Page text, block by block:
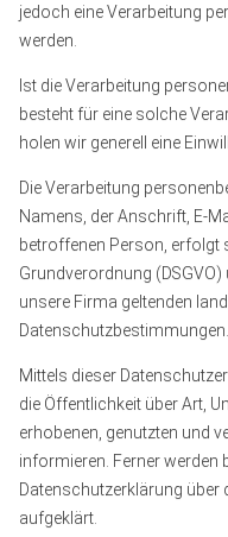
jedoch eine Verarbeitung
werden.
Ist die Verarbeitung
besteht für eine solche
holen wir generell eine
Die Verarbeitung
Namens, der Anschrift, E-
betroffenen Person, erfolgt
Grundverordnung
unsere Firma geltenden
Datenschutzbestimmungen.
Mittels dieser
die Öffentlichkeit über Art,
erhobenen, genutzten und
informieren. Ferner werden
Datenschutzerklärung über
aufgeklärt.